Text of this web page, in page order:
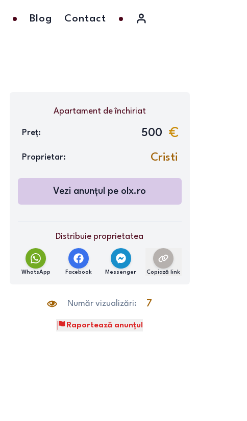
Blog Contact
Apartamentde închiriat
Preț: 500
Proprietar: Cristi
Vezi anunțul pe olx.ro
Distribuie proprietatea
WhatsApp Facebook Messenger Copiază link
Număr vizualizări: 7
Raportează anunțul